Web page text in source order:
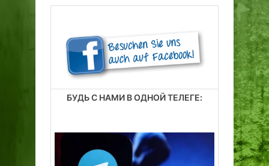
БУДЬ С НАМИ В ОДНОЙ ТЕЛЕГЕ: